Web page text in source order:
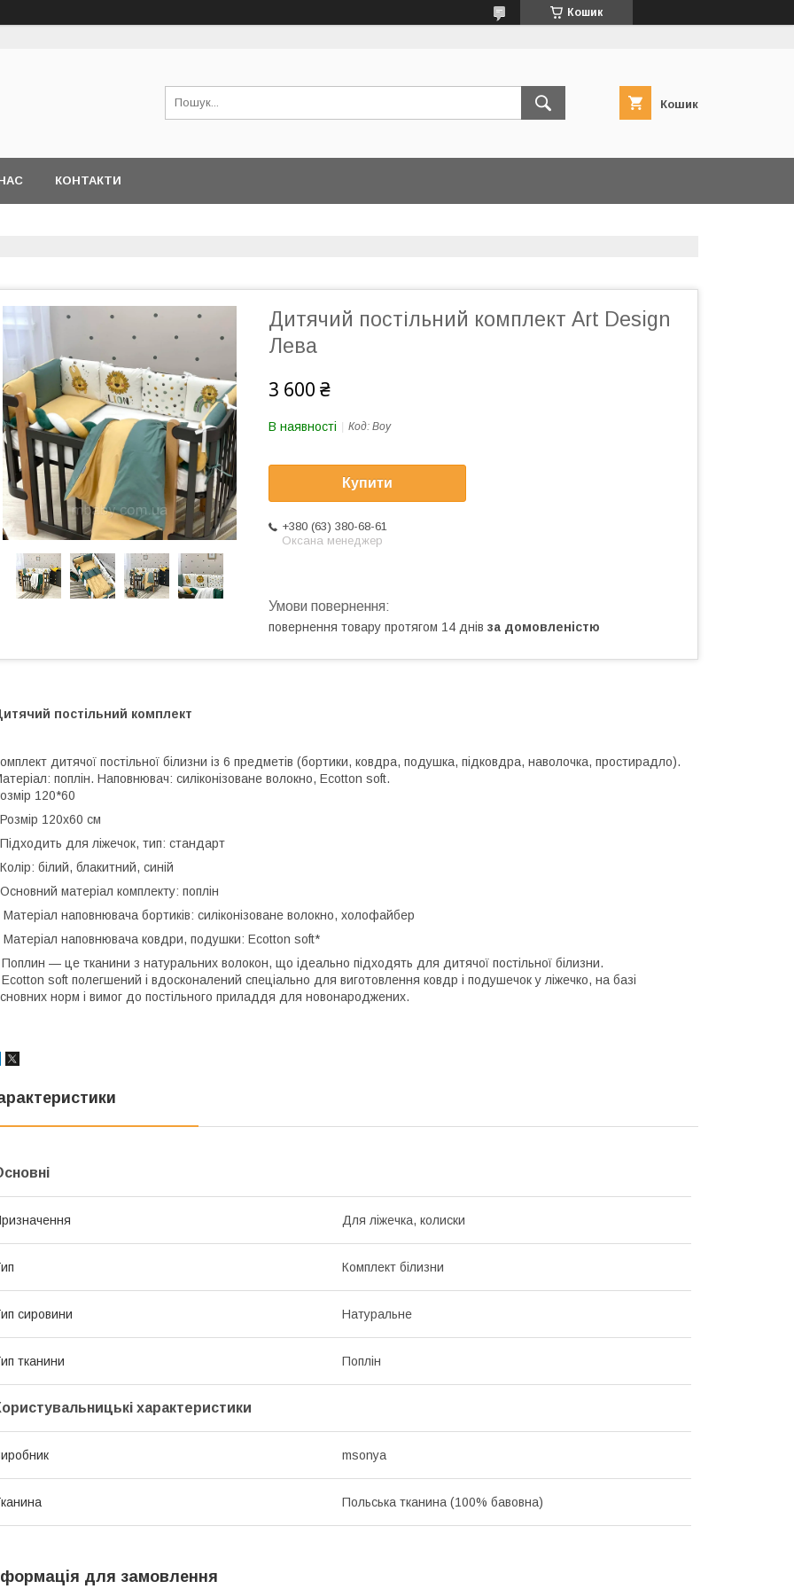
Кошик
Кошик
КОНТАКТИ
Дитячий постільний комплект Art Design
Лева
3 600 ₴
В наявності Код: Boy
Купити
+380 (63) 380-68-61
Оксана менеджер
повернення товару протягом 14 днів за домовленістю
постільний комплект
дитячої постільної білизни із 6 предметів (бортики, ковдра, подушка, підковдра, наволочка, простирадло).
поплін. Наповнювач: силіконізоване волокно, Ecotton soft.
120*60
Розмір 120х60 см
Підходить для ліжечок, тип: стандарт
Колір: білий, блакитний, синій
Основний матеріал комплекту: поплін
Матеріал наповнювача бортиків: силіконізоване волокно, холофайбер
Матеріал наповнювача ковдри, подушки: Ecotton soft*
— це тканини з натуральних волокон, що ідеально підходять для дитячої постільної білизни.
soft полегшений і вдосконалений спеціально для виготовлення ковдр і подушечок у ліжечко, на базі
норм і вимог до постільного приладдя для новонароджених.
Для ліжечка, колиски
Комплект білизни
сировини Натуральне
тканини Поплін
характеристики
msonya
Польська тканина (100% бавовна)
для замовлення